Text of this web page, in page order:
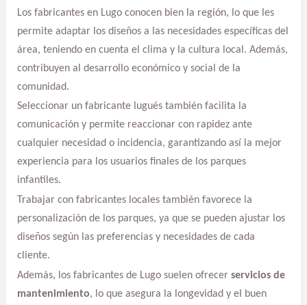
Los fabricantes en Lugo conocen bien la región, lo que les
permite adaptar los diseños a las necesidades específicas del
área, teniendo en cuenta el clima y la cultura local. Además,
contribuyen al desarrollo económico y social de la
comunidad.
Seleccionar un fabricante lugués también facilita la
comunicación y permite reaccionar con rapidez ante
cualquier necesidad o incidencia, garantizando así la mejor
experiencia para los usuarios finales de los parques
infantiles.
Trabajar con fabricantes locales también favorece la
personalización de los parques, ya que se pueden ajustar los
diseños según las preferencias y necesidades de cada
cliente.
Además, los fabricantes de Lugo suelen ofrecer servicios de
mantenimiento, lo que asegura la longevidad y el buen